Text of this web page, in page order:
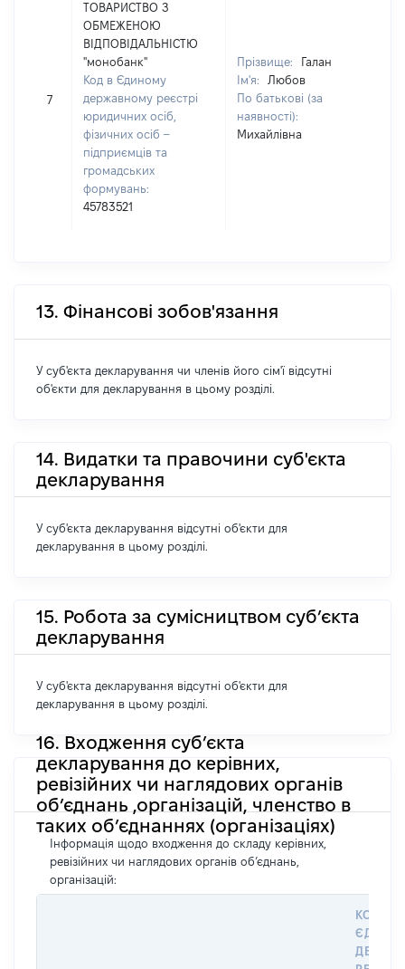
7
ТОВАРИСТВО З
ОБМЕЖЕНОЮ
ВІДПОВІДАЛЬНІСТЮ
"монобанк"
Код в Єдиному
державному реєстрі
юридичних осіб,
фізичних осіб –
підприємців та
громадських
формувань:
45783521
Прізвище:
Галан
Ім'я:
Любов
По батькові (за
наявності):
Михайлівна
13. Фінансові зобов'язання
У суб'єкта декларування чи членів його сім'ї відсутні
об'єкти для декларування в цьому розділі.
14. Видатки та правочини суб'єкта
декларування
У суб'єкта декларування відсутні об'єкти для
декларування в цьому розділі.
15. Робота за сумісництвом суб’єкта
декларування
У суб'єкта декларування відсутні об'єкти для
декларування в цьому розділі.
16. Входження суб’єкта
декларування до керівних,
ревізійних чи наглядових органів
об’єднань ,організацій, членство в
таких об’єднаннях (організаціях)
Інформація щодо входження до складу керівних,
ревізійних чи наглядових органів об’єднань,
організацій:
КОД У